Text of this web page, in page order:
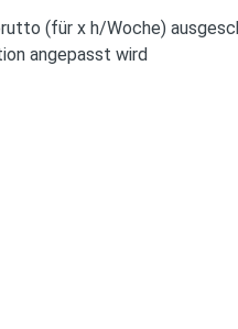
(für x h/Woche)
angepasst wird